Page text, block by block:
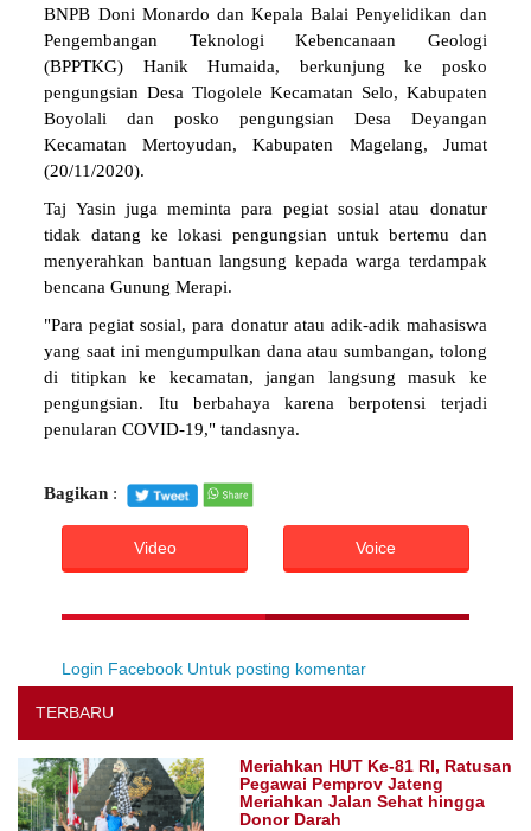
BNPB Doni Monardo dan Kepala Balai Penyelidikan dan
Pengembangan Teknologi Kebencanaan Geologi
(BPPTKG) Hanik Humaida, berkunjung ke posko
pengungsian Desa Tlogolele Kecamatan Selo, Kabupaten
Boyolali dan posko pengungsian Desa Deyangan
Kecamatan Mertoyudan, Kabupaten Magelang, Jumat
(20/11/2020).
Taj Yasin juga meminta para pegiat sosial atau donatur
tidak datang ke lokasi pengungsian untuk bertemu dan
menyerahkan bantuan langsung kepada warga terdampak
bencana Gunung Merapi.
"Para pegiat sosial, para donatur atau adik-adik mahasiswa
yang saat ini mengumpulkan dana atau sumbangan, tolong
di titipkan ke kecamatan, jangan langsung masuk ke
pengungsian. Itu berbahaya karena berpotensi terjadi
penularan COVID-19," tandasnya.
Bagikan :
Video Voice
Login Facebook Untuk posting komentar
TERBARU
Meriahkan HUT Ke-81 RI, Ratusan
Pegawai Pemprov Jateng
Meriahkan Jalan Sehat hingga
Donor Darah